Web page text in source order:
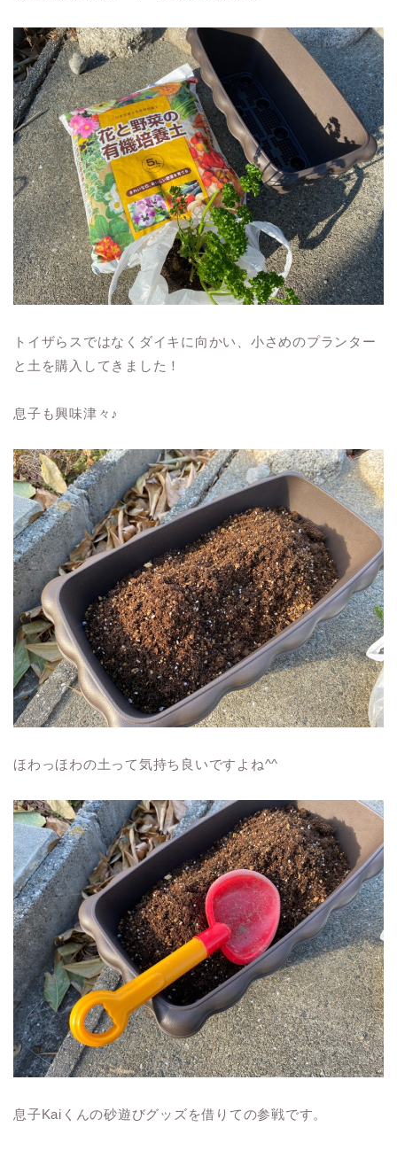
トイザらスではなくダイキに向かい、小さめのプランター
と土を購入してきました！
息子も興味津々♪
ほわっほわの土って気持ち良いですよね^^
息子Kaiくんの砂遊びグッズを借りての参戦です。